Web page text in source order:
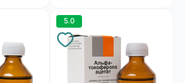
5.0